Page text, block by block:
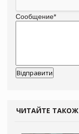
Сообщение*
ЧИТАЙТЕ ТАКОЖ